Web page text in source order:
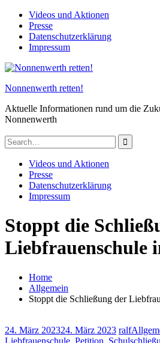
Skip
content
Videos und Aktionen
Presse
Datenschutzerklärung
Impressum
Nonnenwerth retten!
Aktuelle Informationen rund um die
Nonnenwerth
Search
for:
Videos und Aktionen
Presse
Datenschutzerklärung
Impressum
Stoppt die
Liebfrauenschule
Home
Allgemein
Stoppt die Schließung der
24. März 202324. März 2023 ralf
Liebfrauenschule, Petition,